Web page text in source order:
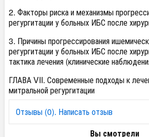
2. Факторы риска и механизмы
регургитации у больных ИБС после
3. Причины прогрессирования
регургитации у больных ИБС после
тактика лечения (клинические
ГЛАВА VII. Современные подходы к
митральной регургитации
Отзывы (0). Написать отзыв
Вы смотрели